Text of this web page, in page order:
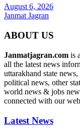
August 6, 2026
Janmat Jagran
ABOUT US
Janmatjagran.com is
all the latest news
uttarakhand state
political news, other
world news & jobs
connected with our
Latest News